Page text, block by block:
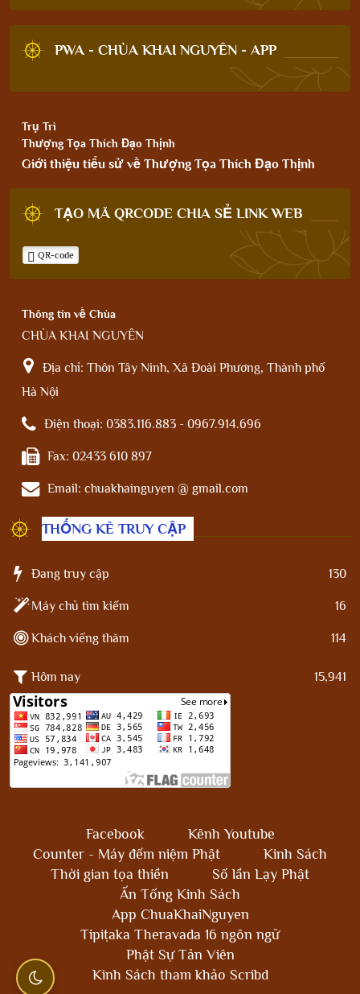
PWA - CHÙA KHAI NGUYÊN - APP
Trụ Trì
Thượng Tọa Thích Đạo Thịnh
Giới thiệu tiểu sử về Thượng Tọa Thích Đạo Thịnh
TẠO MÃ QRCODE CHIA SẺ LINK WEB
QR-code
Thông tin về Chùa
CHÙA KHAI NGUYÊN
Địa chỉ: Thôn Tây Ninh, Xã Đoài Phương, Thành phố
Hà Nội
Điện thoại: 0383.116.883 - 0967.914.696
Fax: 02433 610 897
Email: chuakhainguyen @ gmail.com
THỐNG KÊ TRUY CẬP
Đang truy cập 130
Máy chủ tìm kiếm 16
Khách viếng thăm 114
Hôm nay 15,941
Facebook
Kênh Youtube
Counter - Máy đếm niệm Phật
Kinh Sách
Thời gian tọa thiền
Số lần Lạy Phật
Ấn Tống Kinh Sách
App ChuaKhaiNguyen
Tipiṭaka Theravada 16 ngôn ngữ
Phật Sự Tản Viên
Kinh Sách tham khảo Scribd